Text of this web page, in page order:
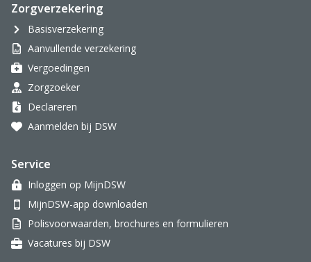
Zorgverzekering
Basisverzekering
Aanvullende verzekering
Vergoedingen
Zorgzoeker
Declareren
Aanmelden bij DSW
Service
Inloggen op MijnDSW
MijnDSW-app downloaden
Polisvoorwaarden, brochures en formulieren
Vacatures bij DSW